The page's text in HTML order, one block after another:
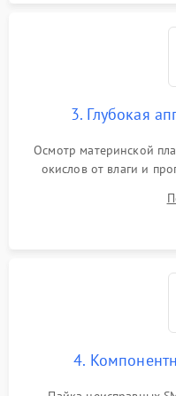
3. Глубокая
Осмотр материнской
окислов от влаги и
дежурных
4.